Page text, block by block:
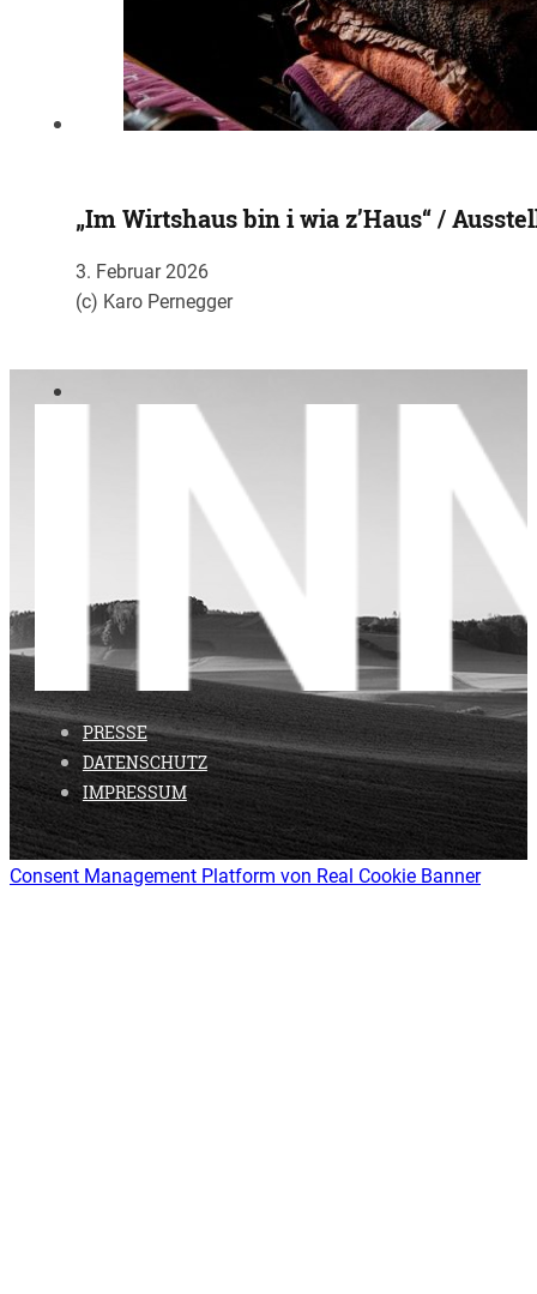
„Im Wirtshaus bin i wia z’Haus“ /
3. Februar 2026
(c) Karo Pernegger
PRESSE
DATENSCHUTZ
IMPRESSUM
Consent Management Platform von Real Cookie Banner